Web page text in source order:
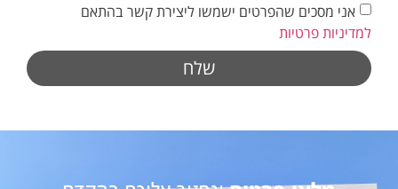
אני מסכים שהפרטים ישמשו ליצירת קשר בהתאם
למדיניות פרטיות
שלח